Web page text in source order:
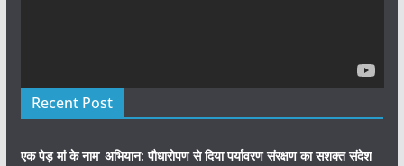
Recent Post
एक पेड़ मां के नाम’ अभियान: पौधारोपण से दिया पर्यावरण संरक्षण का सशक्त संदेश